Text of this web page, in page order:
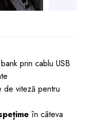
prin cablu USB
viteză pentru
în câteva